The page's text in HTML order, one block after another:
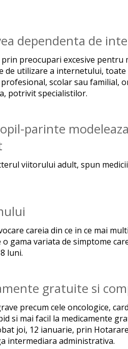
dependenta de
preocupari excesive pentru
utilizare a internetului, toate
scolar sau familial,
potrivit specialistilor.
parinte modeleaza
viitorului adult, spun
careia din ce in ce mai
gama variata de simptome
luni.
gratuite si
precum cele oncologice,
si mai facil la medicamente
joi, 12 ianuarie, prin
intermediara administrativa.